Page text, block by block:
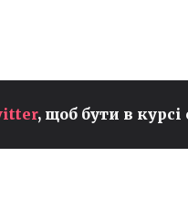
, щоб бути в курсі
PEYZ ІЗ T1
ЗВАННЯ
У СВІТІ